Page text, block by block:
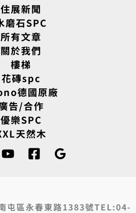
住展新聞
磨石SPC
所有文章
關於我們
樓梯
花磚spc
德國原廠
告/合作
優樂SPC
天然木
屯區永春東路1383號TEL:04-